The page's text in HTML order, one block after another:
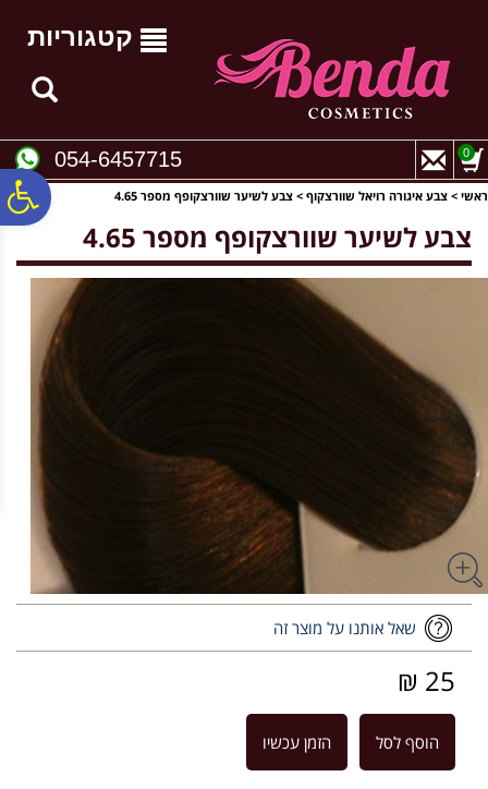
נגישות
קטגוריות
054-6457715 0
ראשי > צבע איגורה רויאל שוורצקוף > צבע לשיער שוורצקופף מספר 4.65
צבע לשיער שוורצקופף מספר 4.65
שאל אותנו על מוצר זה
25 ₪
הוסף לסל הזמן עכשיו